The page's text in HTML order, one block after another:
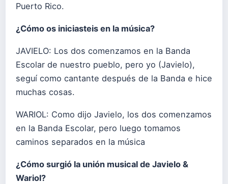
Puerto Rico.
¿Cómo os iniciasteis en la música?
JAVIELO: Los dos comenzamos en la Banda
Escolar de nuestro pueblo, pero yo (Javielo),
seguí como cantante después de la Banda e hice
muchas cosas.
WARIOL: Como dijo Javielo, los dos comenzamos
en la Banda Escolar, pero luego tomamos
caminos separados en la música
¿Cómo surgió la unión musical de Javielo &
Wariol?